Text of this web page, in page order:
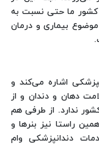
کشور ما حتی نسبت به
بیماری و درمان
اشاره می‌کند و
دهان و دندان و از
ندارد. از طرفی هم
راستا نیز بنرها و
دندانپزشکی وام